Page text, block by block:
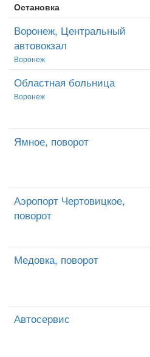
Остановка
Воронеж, Центральный
автовокзал
Воронеж
Областная больница
Воронеж
Ямное, поворот
Аэропорт Чертовицкое,
поворот
Медовка, поворот
Автосервис